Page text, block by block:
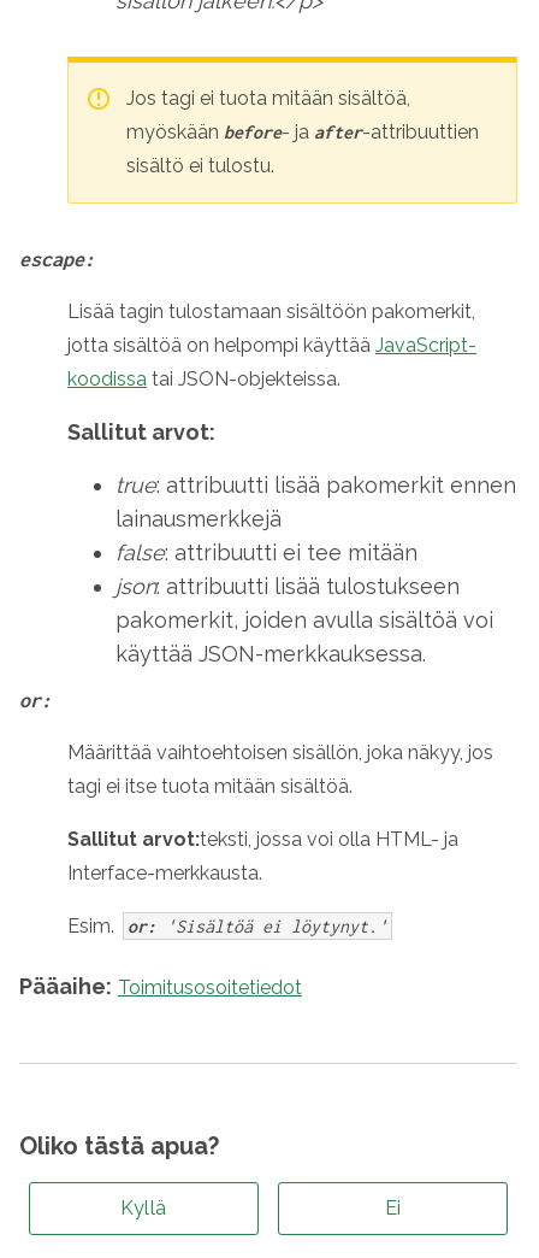
Jos tagi ei tuota mitään sisältöä,
myöskään before- ja after-attribuuttien
sisältö ei tulostu.
escape:
Lisää tagin tulostamaan sisältöön pakomerkit,
jotta sisältöä on helpompi käyttää JavaScript-
koodissa tai JSON-objekteissa.
Sallitut arvot:
true: attribuutti lisää pakomerkit ennen
lainausmerkkejä
false: attribuutti ei tee mitään
json: attribuutti lisää tulostukseen
pakomerkit, joiden avulla sisältöä voi
käyttää JSON-merkkauksessa.
or:
Määrittää vaihtoehtoisen sisällön, joka näkyy, jos
tagi ei itse tuota mitään sisältöä.
Sallitut arvot:teksti, jossa voi olla HTML- ja
Interface-merkkausta.
Esim. or: 'Sisältöä ei löytynyt.'
Pääaihe: Toimitusosoitetiedot
Oliko tästä apua?
Kyllä Ei